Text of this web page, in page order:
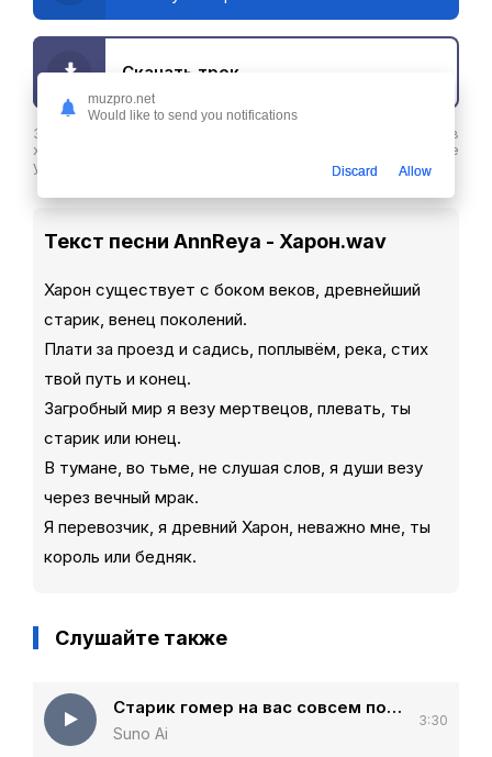
Скачать трек
Здесь вы можете скачать песню AnnReya - Харон.wav в
хорошем качестве или слушайте ее бесплатнов любое
удобное время
Текст песни AnnReya - Харон.wav
Харон существует с боком веков, древнейший
старик, венец поколений.
Плати за проезд и садись, поплывём, река, стих
твой путь и конец.
Загробный мир я везу мертвецов, плевать, ты
старик или юнец.
В тумане, во тьме, не слушая слов, я души везу
через вечный мрак.
Я перевозчик, я древний Харон, неважно мне, ты
король или бедняк.
Слушайте также
Старик гомер на вас совсем подсел
Suno Ai
3:30
muzpro.net
Would like to send you notifications
Discard Allow